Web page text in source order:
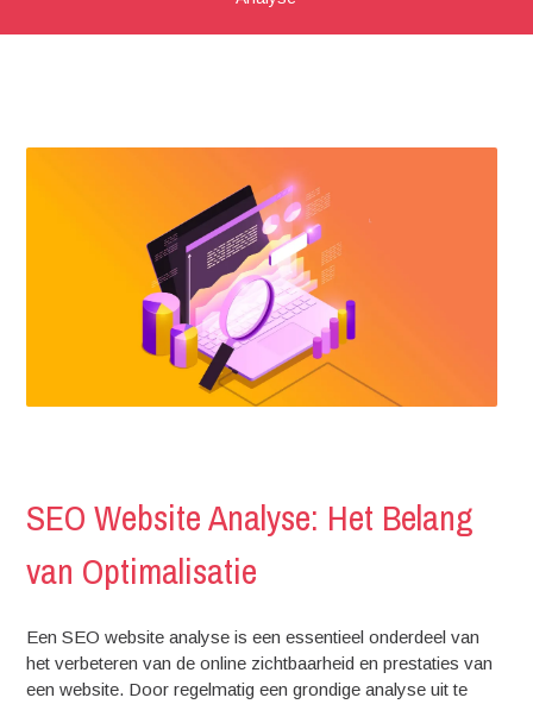
SEO Website Analyse: Het Belang
van Optimalisatie
Een SEO website analyse is een essentieel onderdeel van
het verbeteren van de online zichtbaarheid en prestaties van
een website. Door regelmatig een grondige analyse uit te